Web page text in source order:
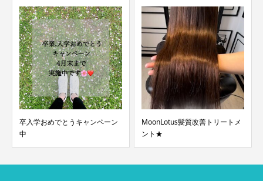
卒入学おめでとうキャンペーン
中
MoonLotus髪質改善トリートメ
ント★